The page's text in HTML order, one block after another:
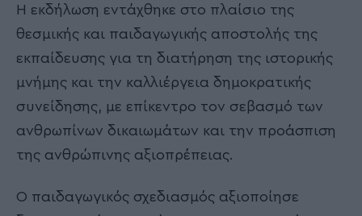
Η εκδήλωση εντάχθηκε στο πλαίσιο της
θεσμικής και παιδαγωγικής αποστολής της
εκπαίδευσης για τη διατήρηση της ιστορικής
μνήμης και την καλλιέργεια δημοκρατικής
συνείδησης, με επίκεντρο τον σεβασμό των
ανθρωπίνων δικαιωμάτων και την προάσπιση
της ανθρώπινης αξιοπρέπειας.
Ο παιδαγωγικός σχεδιασμός αξιοποίησε